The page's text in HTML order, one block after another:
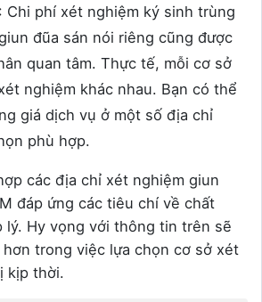
: Chi phí xét nghiệm ký sinh trùng
đũa sán nói riêng cũng được
quan tâm. Thực tế, mỗi cơ sở
nghiệm khác nhau. Bạn có thể
giá dịch vụ ở một số địa chỉ
phù hợp.
các địa chỉ xét nghiệm giun
đáp ứng các tiêu chí về chất
lý. Hy vọng với thông tin trên sẽ
trong việc lựa chọn cơ sở xét
kịp thời.